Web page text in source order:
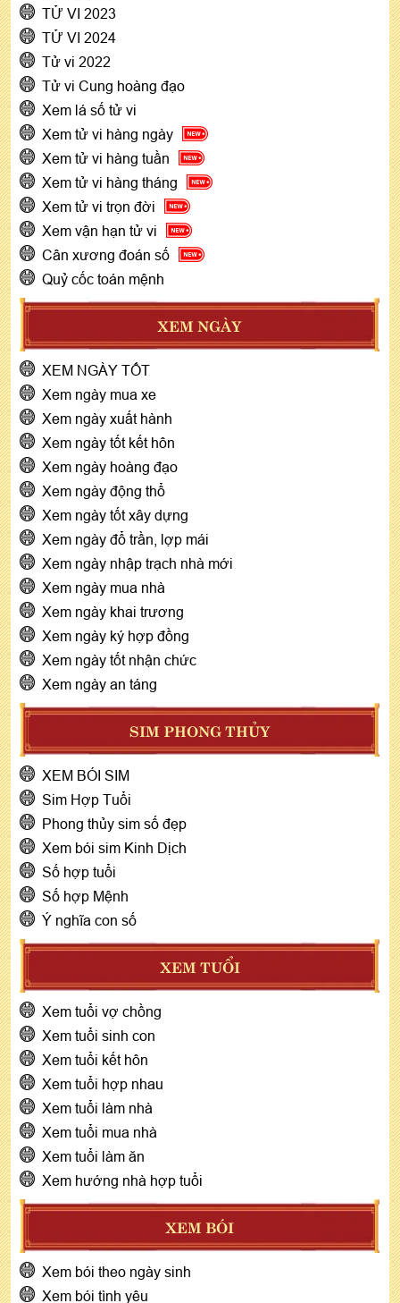
TỬ VI 2023
TỬ VI 2024
Tử vi 2022
Tử vi Cung hoàng đạo
Xem lá số tử vi
Xem tử vi hàng ngày
Xem tử vi hàng tuần
Xem tử vi hàng tháng
Xem tử vi trọn đời
Xem vận hạn tử vi
Cân xương đoán số
Quỷ cốc toán mệnh
XEM NGÀY
XEM NGÀY TỐT
Xem ngày mua xe
Xem ngày xuất hành
Xem ngày tốt kết hôn
Xem ngày hoàng đạo
Xem ngày động thổ
Xem ngày tốt xây dựng
Xem ngày đổ trần, lợp mái
Xem ngày nhập trạch nhà mới
Xem ngày mua nhà
Xem ngày khai trương
Xem ngày ký hợp đồng
Xem ngày tốt nhận chức
Xem ngày an táng
SIM PHONG THỦY
XEM BÓI SIM
Sim Hợp Tuổi
Phong thủy sim số đẹp
Xem bói sim Kinh Dịch
Số hợp tuổi
Số hợp Mệnh
Ý nghĩa con số
XEM TUỔI
Xem tuổi vợ chồng
Xem tuổi sinh con
Xem tuổi kết hôn
Xem tuổi hợp nhau
Xem tuổi làm nhà
Xem tuổi mua nhà
Xem tuổi làm ăn
Xem hướng nhà hợp tuổi
XEM BÓI
Xem bói theo ngày sinh
Xem bói tình yêu